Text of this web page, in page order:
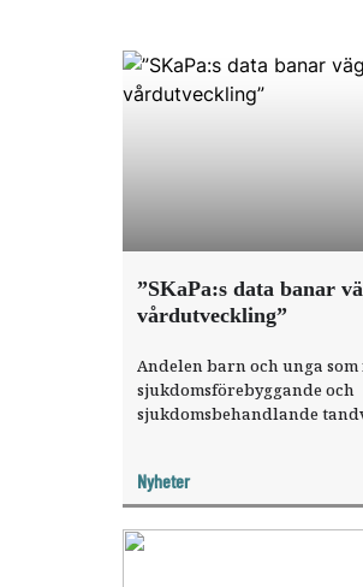
”SKaPa:s data banar
vårdutveckling”
Andelen barn och unga
sjukdomsförebyggande och
sjukdomsbehandlande
rapport från årets SKaPa-
Det säger registerhållare
Ástvaldsdóttir.
Nyheter